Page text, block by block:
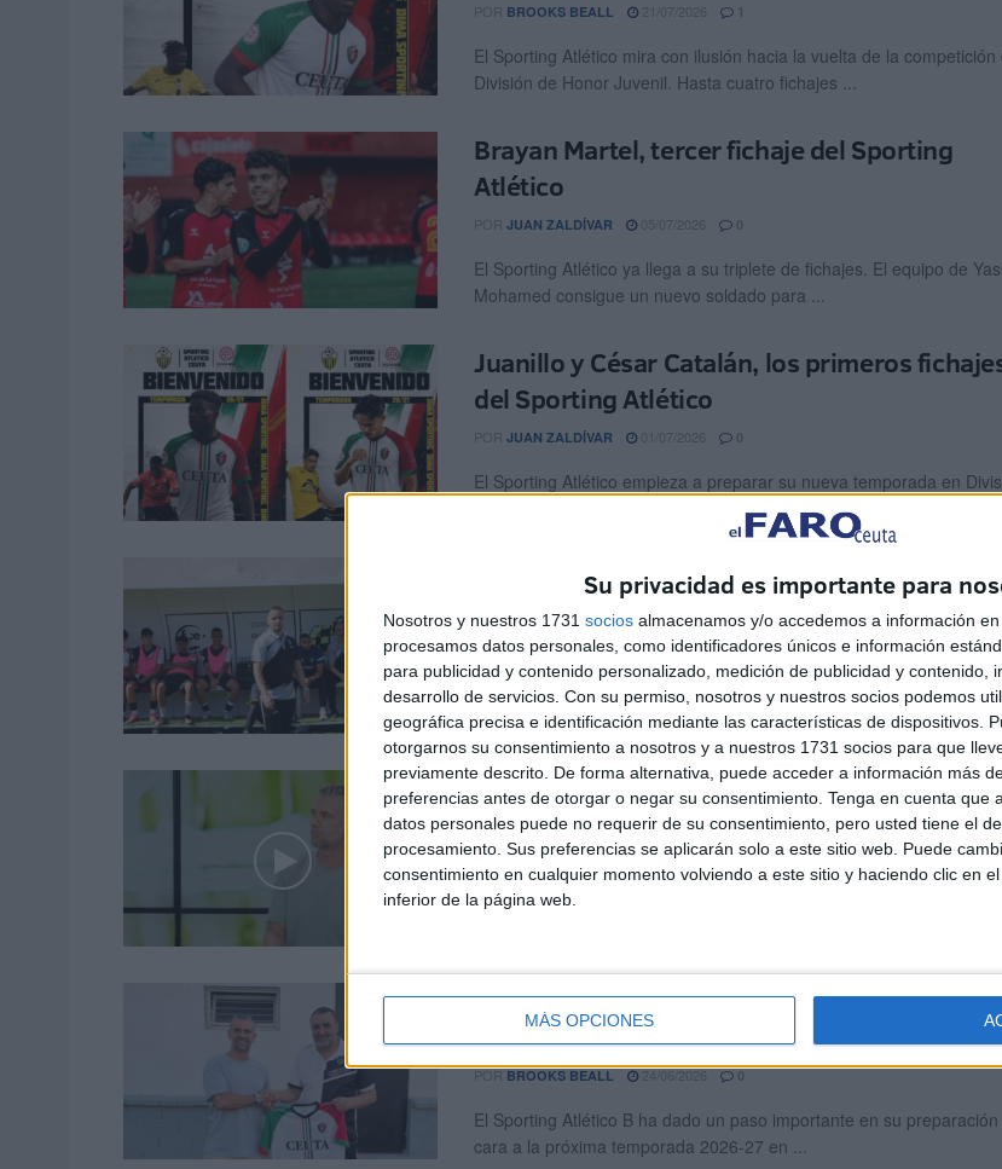
Su privacidad es importante para
Nosotros y nuestros 1731 socios almacenamos y/o accedemos a información
procesamos datos personales, como identificadores únicos e información
para publicidad y contenido personalizado, medición de publicidad y contenido,
desarrollo de servicios. Con su permiso, nosotros y nuestros socios podemos
geográfica precisa e identificación mediante las características de dispositivos.
otorgarnos su consentimiento a nosotros y a nuestros 1731 socios para que
previamente descrito. De forma alternativa, puede acceder a información más
preferencias antes de otorgar o negar su consentimiento. Tenga en cuenta que
datos personales puede no requerir de su consentimiento, pero usted tiene el
procesamiento. Sus preferencias se aplicarán solo a este sitio web. Puede
consentimiento en cualquier momento volviendo a este sitio y haciendo clic en
inferior de la página web.
MÁS OPCIONES
POR BROOKS BEALL 21/07/2026 1
El Sporting Atlético mira con ilusión hacia la vuelta de la competición
División de Honor Juvenil. Hasta cuatro fichajes ...
Brayan Martel, tercer fichaje del Sporting
Atlético
POR JUAN ZALDÍVAR 05/07/2026 0
El Sporting Atlético ya llega a su triplete de fichajes. El equipo de
Mohamed consigue un nuevo soldado para ...
Juanillo y César Catalán, los primeros
del Sporting Atlético
POR JUAN ZALDÍVAR 01/07/2026 0
El Sporting Atlético empieza a preparar su nueva temporada en
de Honor Juvenil. El representante de Ceuta empieza a ...
Yassin Mohamed seguirá otra temporada
en el Sporting Atlético
POR JUAN ZALDÍVAR 27/06/2026 0
El Sporting Atlético empieza a preparar su nueva temporada en
de Honor Juvenil. El representante de Ceuta empieza a ...
Ramón Caudevilla: "Hay potencial, y vamos a
sacar el máximo provecho"
JUAN ZALDÍVAR 25/06/2026
El Sporting Atlético B ha dado un paso importante en su preparación
Ramón Caudevilla asume el reto del Sporting
Atlético B
POR BROOKS BEALL 24/06/2026 0
El Sporting Atlético B ha dado un paso importante en su preparación
cara a la próxima temporada 2026-27 en ...